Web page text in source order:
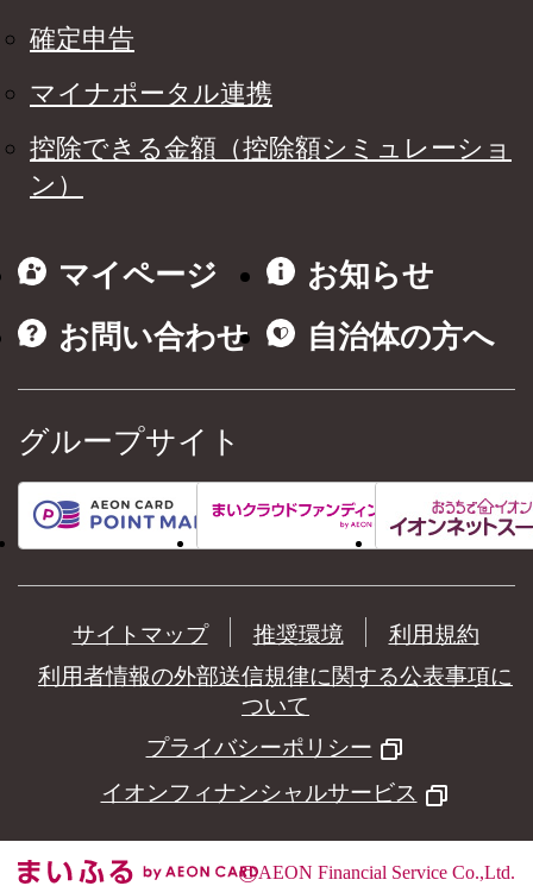
確定申告
マイナポータル連携
控除できる金額（控除額シミュレーショ
ン）
マイページ
お知らせ
お問い合わせ
自治体の方へ
グループサイト
サイトマップ 推奨環境
利用規約
利用者情報の外部送信規律に関する公表事項に
ついて
プライバシーポリシー
イオンフィナンシャルサービス
©AEON Financial Service Co.,Ltd.